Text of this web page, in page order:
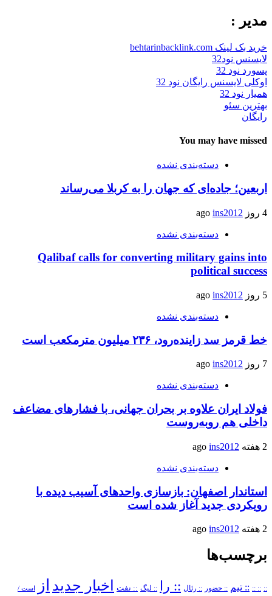
مدیر :
خرید بک لینک behtarinbacklink.com
لایسنس نود32
پسورد نود 32
اوکلی لایسنس رایگان نود 32
همیار نود 32
بهترین سئو
رایگان
You may have missed
دسته‌بندی نشده
اربعین؛ جاده‌ای که جهان را به کربلا می‌رساند
4 روز ago ins2012
دسته‌بندی نشده
Qalibaf calls for converting military gains into
political success
5 روز ago ins2012
دسته‌بندی نشده
خط قرمز سد زاینده‌رود، ۲۳۶ میلیون مترمکعب است
7 روز ago ins2012
دسته‌بندی نشده
فولاد ایران علاوه بر بحران جهانی، با فشارهای مضاعف
داخلی هم روبه‌روست
2 هفته ago ins2012
دسته‌بندی نشده
استاندار اصفهان: بازسازی واحدهای آسیب دیده با
رویکردی جدید آغاز شده است
2 هفته ago ins2012
برچسب‌ها
::
:: :: :: تیم :: حضور :: رئال :: را :: لیگ :: نفت اخبار جدید از است /